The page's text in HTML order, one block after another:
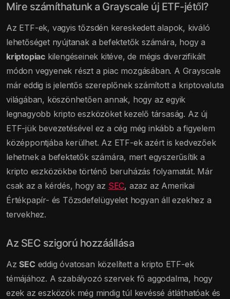
Mire számíthatunk a Grayscale új ETF-jétől?
Az ETF-ek, vagyis tőzsdén kereskedett alapok, kiváló
lehetőséget nyújtanak a befektetők számára, hogy a
kriptopiac kilengéseinek kitéve, de mégis diverzifikált
módon vegyenek részt a piac mozgásában. A Grayscale
már eddig is jelentős szereplőnek számított a kriptovaluta
világában, köszönhetően annak, hogy az egyik
legnagyobb kripto eszközöket kezelő társaság. Az új
ETF-jük bevezetésével ez a cég még inkább a figyelem
középpontjába kerülhet. Az ETF-ek azért is kedvezőek
lehetnek a befektetők számára, mert egyszerűsítik a
kripto eszközökbe történő beruházás folyamatát. Már
csak az a kérdés, hogy az SEC, azaz az Amerikai
Értékpapír- és Tőzsdefelügyelet hogyan áll ezekhez a
tervekhez.
Az SEC szigorú hozzáállása
AzSECeddig óvatosan közelített a kripto ETF-ek
témájához. A szabályozó szervek fő aggodalma, hogy
ezek az eszközök még mindig túl kevéssé átláthatóak és